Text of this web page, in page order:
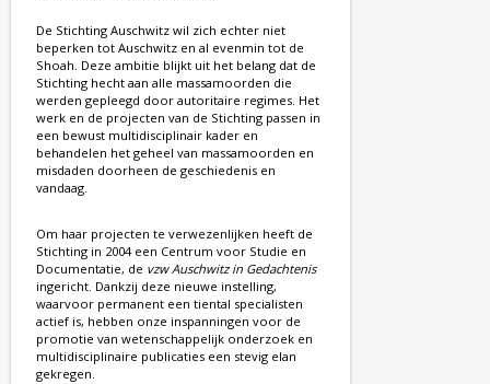
De Stichting Auschwitz wil zich echter niet
beperken tot Auschwitz en al evenmin tot de
Shoah. Deze ambitie blijkt uit het belang dat de
Stichting hecht aan alle massamoorden die
werden gepleegd door autoritaire regimes. Het
werk en de projecten van de Stichting passen in
een bewust multidisciplinair kader en
behandelen het geheel van massamoorden en
misdaden doorheen de geschiedenis en
vandaag.
Om haar projecten te verwezenlijken heeft de
Stichting in 2004 een Centrum voor Studie en
Documentatie, de vzw Auschwitz in Gedachtenis
ingericht. Dankzij deze nieuwe instelling,
waarvoor permanent een tiental specialisten
actief is, hebben onze inspanningen voor de
promotie van wetenschappelijk onderzoek en
multidisciplinaire publicaties een stevig elan
gekregen.